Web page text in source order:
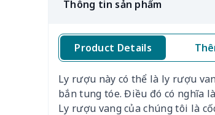
Thông tin sản phẩm
Product Details
Ly rượu này có thể là ly rượu
bắn tung tóe. Điều đó có nghĩa
Ly rượu vang của chúng tôi là